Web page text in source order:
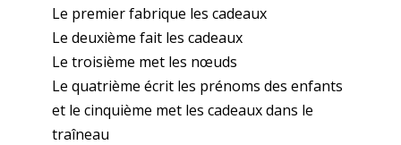
Le premier fabrique les cadeaux
Le deuxième fait les cadeaux
Le troisième met les nœuds
Le quatrième écrit les prénoms des enfants
et le cinquième met les cadeaux dans le
traîneau